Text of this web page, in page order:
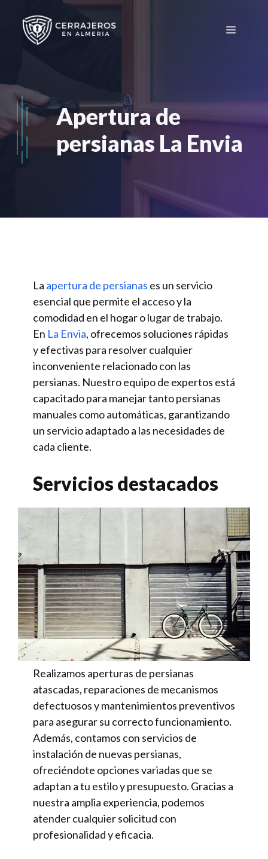
contenido
Menú
Apertura de
persianas La Envia
La apertura de persianas es un servicio
esencial que permite el acceso y la
comodidad en el hogar o lugar de trabajo.
En La Envia, ofrecemos soluciones rápidas
y efectivas para resolver cualquier
inconveniente relacionado con las
persianas. Nuestro equipo de expertos está
capacitado para manejar tanto persianas
manuales como automáticas, garantizando
un servicio adaptado a las necesidades de
cada cliente.
Servicios destacados
Realizamos aperturas de persianas
atascadas, reparaciones de mecanismos
defectuosos y mantenimientos preventivos
para asegurar su correcto funcionamiento.
Además, contamos con servicios de
instalación de nuevas persianas,
ofreciéndote opciones variadas que se
adaptan a tu estilo y presupuesto. Gracias a
nuestra amplia experiencia, podemos
atender cualquier solicitud con
profesionalidad y eficacia.